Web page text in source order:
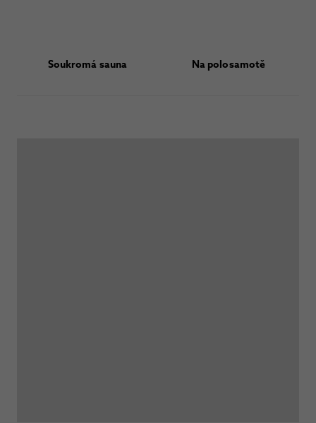
Soukromá sauna Na polosamotě